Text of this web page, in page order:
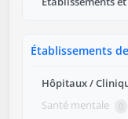
Établissements
Hôpitaux /
Santé mentale 0